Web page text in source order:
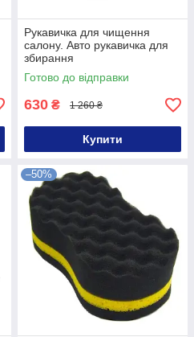
Рукавичка для чищення
салону. Авто рукавичка для
збирання
Готово до відправки
630 ₴ 1 260 ₴
Купити
–50%